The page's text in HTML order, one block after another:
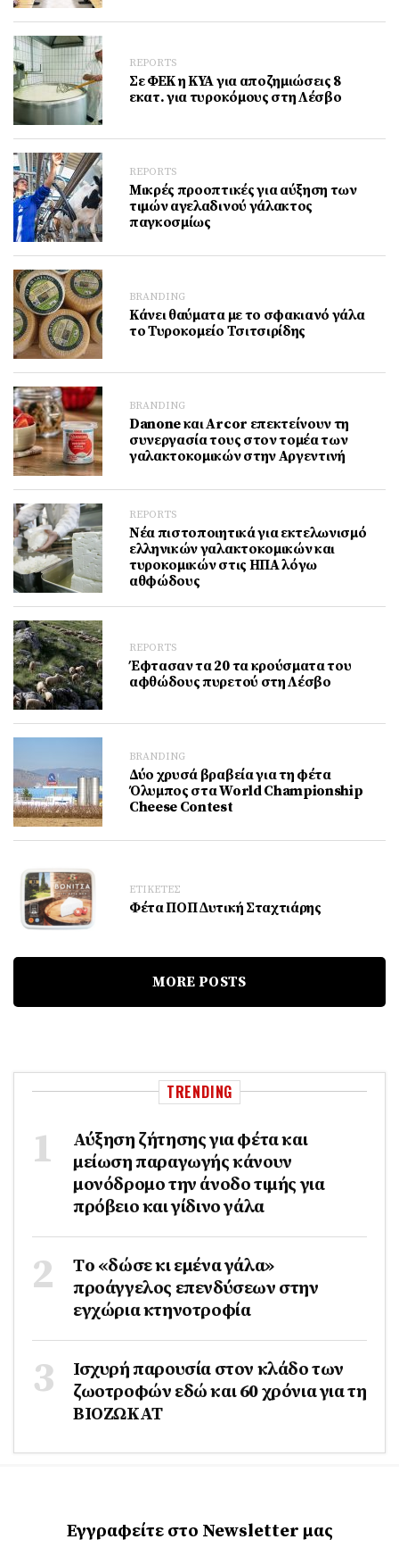
REPORTS
Σε ΦΕΚ η ΚΥΑ για αποζημιώσεις 8
εκατ. για τυροκόμους στη Λέσβο
REPORTS
Μικρές προοπτικές για αύξηση των
τιμών αγελαδινού γάλακτος
παγκοσμίως
BRANDING
Κάνει θαύματα με το σφακιανό γάλα
το Τυροκομείο Τσιτσιρίδης
BRANDING
Danone και Arcor επεκτείνουν τη
συνεργασία τους στον τομέα των
γαλακτοκομικών στην Αργεντινή
REPORTS
Νέα πιστοποιητικά για εκτελωνισμό
ελληνικών γαλακτοκομικών και
τυροκομικών στις ΗΠΑ λόγω
αθφώδους
REPORTS
Έφτασαν τα 20 τα κρούσματα του
αφθώδους πυρετού στη Λέσβο
BRANDING
Δύο χρυσά βραβεία για τη φέτα
Όλυμπος στα World Championship
Cheese Contest
ΕΤΙΚΕΤΕΣ
Φέτα ΠΟΠ ∆υτική Σταχτιάρης
MORE POSTS
TRENDING
Αύξηση ζήτησης για φέτα και
μείωση παραγωγής κάνουν
μονόδρομο την άνοδο τιμής για
πρόβειο και γίδινο γάλα
Τo «δώσε κι εμένα γάλα»
προάγγελος επενδύσεων στην
εγχώρια κτηνοτροφία
Ισχυρή παρουσία στον κλάδο των
ζωοτροφών εδώ και 60 χρόνια για τη
ΒΙΟΖΩΚΑΤ
Εγγραφείτε στο Newsletter μας